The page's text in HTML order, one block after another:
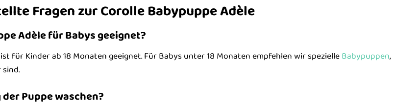
Fragen zur Corolle Babypuppe Adèle
Adèle für Babys geeignet?
für Kinder ab 18 Monaten geeignet. Für Babys unter 18 Monaten empfehlen wir spezielleBabypuppen,
Puppe waschen?